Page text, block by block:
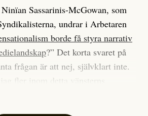
Sassarinis-McGowan, som
undrar i Arbetaren
borde få styra narrativ
?” Det korta svaret på
frågan är att nej, självklart inte.
fler inom detta vänsterns